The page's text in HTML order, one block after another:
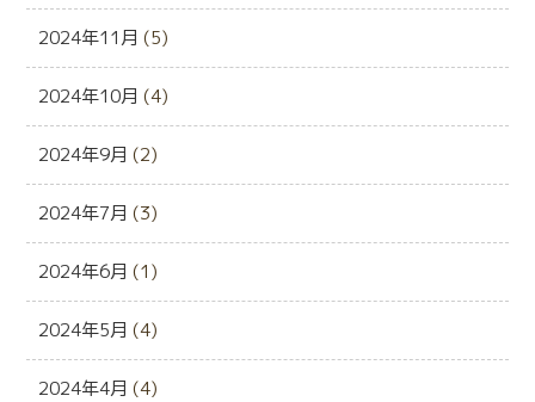
2024年11月 (5)
2024年10月 (4)
2024年9月 (2)
2024年7月 (3)
2024年6月 (1)
2024年5月 (4)
2024年4月 (4)